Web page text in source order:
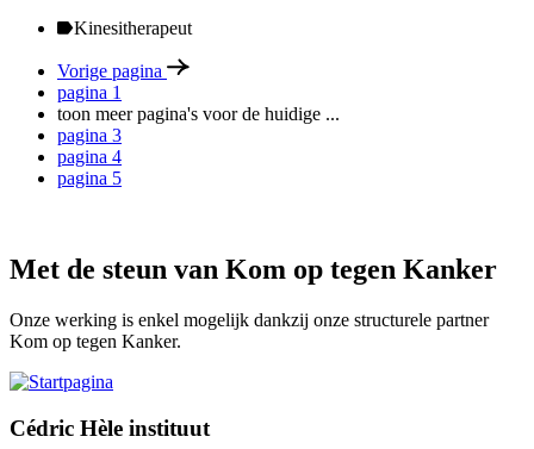
Kinesitherapeut
Vorige pagina
pagina 1
toon meer pagina's voor de huidige ...
pagina 3
pagina 4
pagina 5
Met de steun van Kom op tegen Kanker
Onze werking is enkel mogelijk dankzij onze structurele partner
Kom op tegen Kanker.
Cédric Hèle instituut